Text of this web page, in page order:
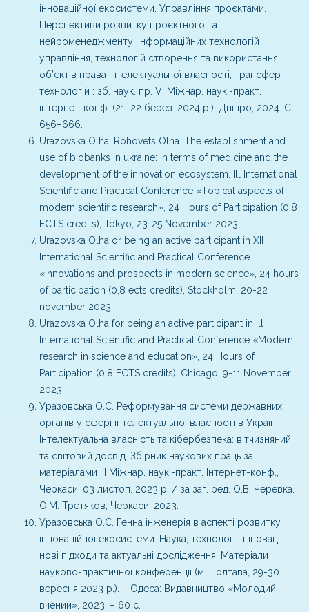
інноваційної екосистеми. Управління проєктами.
Перспективи розвитку проєктного та
нейроменеджменту, інформаційних технологій
управління, технологій створення та використання
об’єктів права інтелектуальної власності, трансфер
технологій : зб. наук. пр. VІ Міжнар. наук.-практ.
інтернет-конф. (21–22 берез. 2024 р.). Дніпро, 2024. С.
656–666.
Urazovska Olha. Rohovets Olha. The establishment and
use of biobanks in ukraine: in terms of medicine and the
development of the innovation ecosystem. Іll International
Scientific and Practical Conference «Тopical aspects of
modern scientific research», 24 Hours of Participation (0,8
ECTS credits), Tokyo, 23-25 November 2023.
Urazovska Olha or being an active participant in XII
International Scientific and Practical Conference
«Іnnovations and prospects in modern science», 24 hours
of participation (0,8 ects credits), Stockholm, 20-22
november 2023.
Urazovska Olha for being an active participant in Іll
International Scientific and Practical Conference «Modern
research in science and education», 24 Hours of
Participation (0,8 ECTS credits), Chicago, 9-11 November
2023.
Уразовська О.С. Реформування системи державних
органів у сфері інтелектуальної власності в Україні.
Інтелектуальна власність та кібербезпека: вітчизняний
та світовий досвід. Збірник наукових праць за
матеріалами ІІІ Міжнар. наук.-практ. Інтернет-конф.,
Черкаси, 03 листоп. 2023 р. / за заг. ред. О.В. Черевка.
О.М. Третяков, Черкаси, 2023.
Уразовська О.С. Генна інженерія в аспекті розвитку
інноваційної екосистеми. Наука, технології, інновації:
нові підходи та актуальні дослідження. Матеріали
науково-практичної конференції (м. Полтава, 29-30
вересня 2023 р.). – Одеса: Видавництво «Молодий
вчений», 2023. – 60 с.